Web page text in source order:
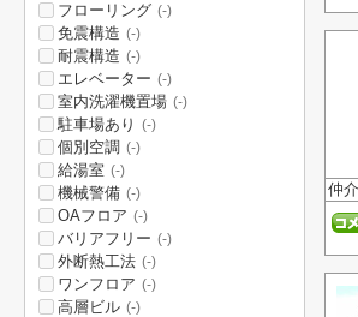
仲
フローリング (-)
免震構造 (-)
耐震構造 (-)
エレベーター (-)
室内洗濯機置場 (-)
駐車場あり (-)
個別空調 (-)
給湯室 (-)
機械警備 (-)
OAフロア (-)
バリアフリー (-)
外断熱工法 (-)
ワンフロア (-)
高層ビル (-)